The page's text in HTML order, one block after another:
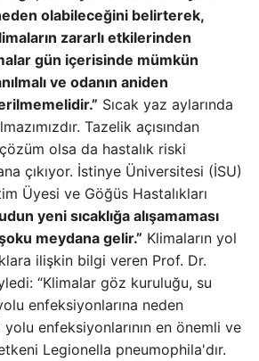
olabileceğini belirterek,
zararlı etkilerinden
gün içerisinde mümkün
ve odanın aniden
Sıcak yaz aylarında
Tazelik açısından
olsa da hastalık riski
çıkıyor. İstinye Üniversitesi (İSU)
Üyesi ve Göğüs Hastalıkları
yeni sıcaklığa alışamaması
meydana gelir.” Klimaların yol
ilişkin bilgi veren Prof. Dr.
“Klimalar göz kuruluğu, su
enfeksiyonlarına neden
enfeksiyonlarının en önemli ve
Legionella pneumophila'dır.